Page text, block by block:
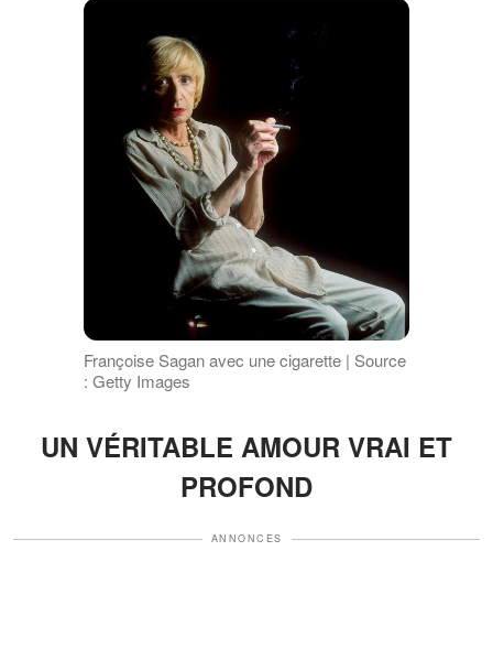
Françoise Sagan avec une cigarette | Source
: Getty Images
UN VÉRITABLE AMOUR VRAI ET
PROFOND
ANNONCES